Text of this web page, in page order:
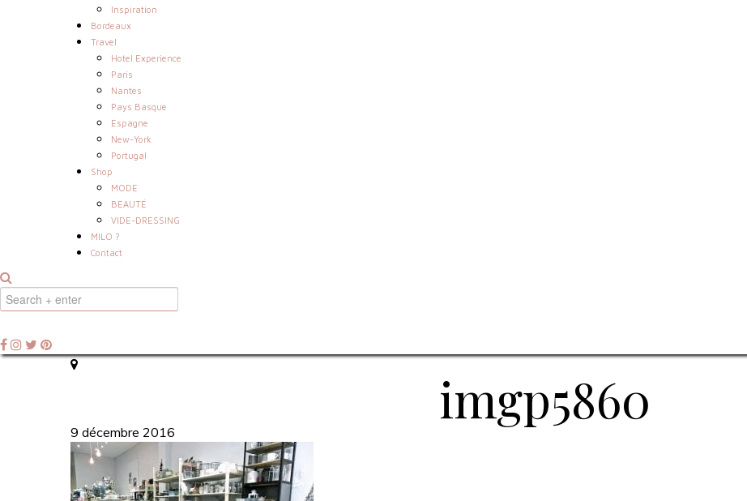
Inspiration
Bordeaux
Travel
Hotel Experience
Paris
Nantes
Pays Basque
Espagne
New-York
Portugal
Shop
MODE
BEAUTÉ
VIDE-DRESSING
MILO ?
Contact
imgp5860
9 décembre 2016